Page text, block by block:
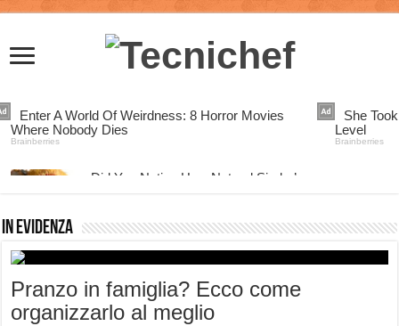
In Evidenza
Pranzo in famiglia? Ecco come
organizzarlo al meglio